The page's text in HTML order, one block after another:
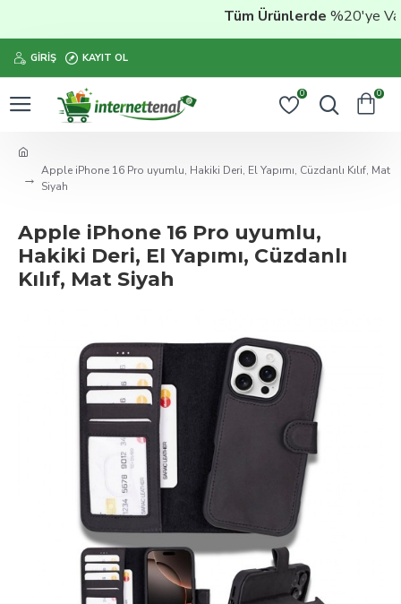
Tüm Ürünlerde%20'ye
GIRIŞ KAYIT OL
0 0
Apple iPhone 16 Pro uyumlu, Hakiki Deri, El Yapımı, Cüzdanlı Kılıf, Mat
Siyah
Apple iPhone 16 Pro uyumlu,
Hakiki Deri, El Yapımı, Cüzdanlı
Kılıf, Mat Siyah